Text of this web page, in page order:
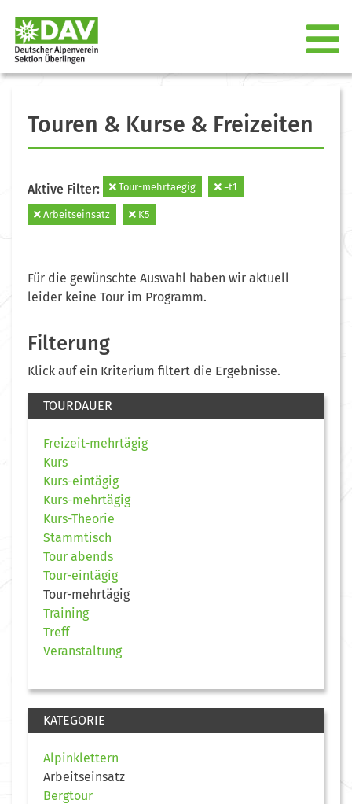
Touren & Kurse & Freizeiten
Aktive Filter: Tour-mehrtaegig =t1
Arbeitseinsatz K5
Für die gewünschte Auswahl haben wir aktuell
leider keine Tour im Programm.
Filterung
Klick auf ein Kriterium filtert die Ergebnisse.
TOURDAUER
Freizeit-mehrtägig
Kurs
Kurs-eintägig
Kurs-mehrtägig
Kurs-Theorie
Stammtisch
Tour abends
Tour-eintägig
Tour-mehrtägig
Training
Treff
Veranstaltung
KATEGORIE
Alpinklettern
Arbeitseinsatz
Bergtour